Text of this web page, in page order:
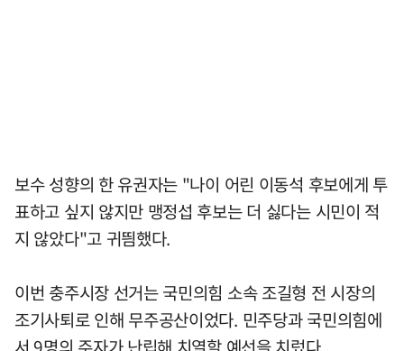
보수 성향의 한 유권자는 "나이 어린 이동석 후보에게 투
표하고 싶지 않지만 맹정섭 후보는 더 싫다는 시민이 적
지 않았다"고 귀띔했다.
이번 충주시장 선거는 국민의힘 소속 조길형 전 시장의
조기사퇴로 인해 무주공산이었다. 민주당과 국민의힘에